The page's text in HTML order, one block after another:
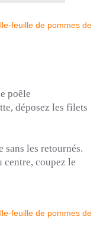
poêle
déposez les filets
les retournés.
centre, coupez le